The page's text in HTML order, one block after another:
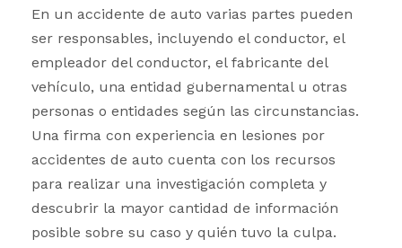
En un accidente de auto varias partes pueden
ser responsables, incluyendo el conductor, el
empleador del conductor, el fabricante del
vehículo, una entidad gubernamental u otras
personas o entidades según las circunstancias.
Una firma con experiencia en lesiones por
accidentes de auto cuenta con los recursos
para realizar una investigación completa y
descubrir la mayor cantidad de información
posible sobre su caso y quién tuvo la culpa.